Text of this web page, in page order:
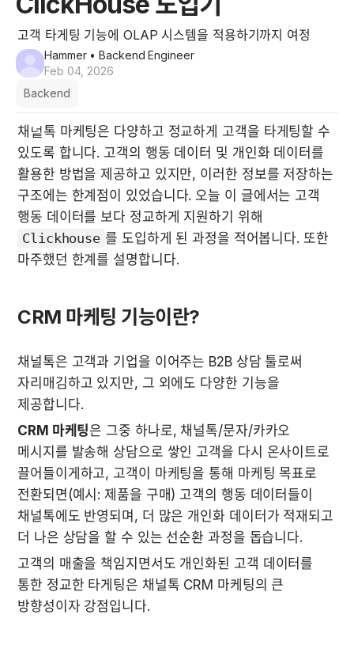
고객 타게팅 기능에 OLAP 시스템을 적용하기까지 여정
Hammer• Backend Engineer
Feb 04, 2026
Backend
채넡톡 마케팅은 다양하고 정교하게 고객을 타게팅할 수
있도록 합니다. 고객의 행동 데이터 및 개인화 데이터를
활용한 방법을 제공하고 있지만, 이러한 정보를 저장하는
구조에는 한계점이 있었습니다. 오늘 이 글에서는 고객
Clickhouse 를 도입하게 된 과정을 적어봅니다. 또한
마주했던 한계를 설명합니다.
CRM 마케팅 기능이란?
채널톡은 고객과 기업을 이어주는 B2B 상담 툴로써
자리매김하고 있지만, 그 외에도 다양한 기능을
제공합니다.
CRM 마케팅은 그중 하나로, 채널톡/문자/카카오
메시지를 발송해 상담으로 쌓인 고객을 다시 온사이트로
끌어들이게하고, 고객이 마케팅을 통해 마케팅 목표로
전환되면(예시: 제품을 구매) 고객의 행동 데이터들이
채널톡에도 반영되며, 더 많은 개인화 데이터가 적재되고
더 나은 상담을 할 수 있는 선순환 과정을 돕습니다.
고객의 매출을 책임지면서도 개인화된 고객 데이터를
통한 정교한 타게팅은 채널톡 CRM 마케팅의 큰
방향성이자 강점입니다.